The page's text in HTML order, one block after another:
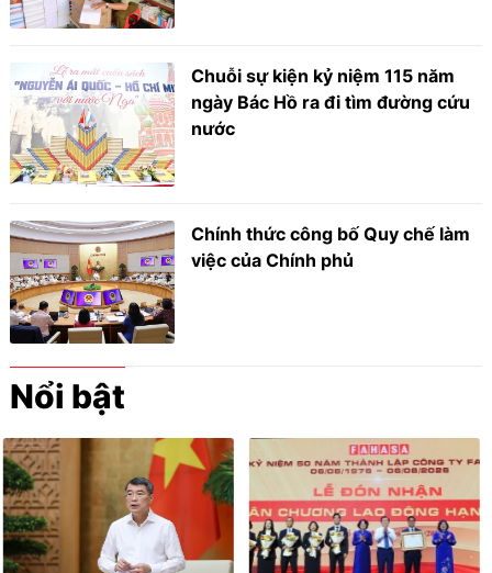
Chuỗi sự kiện kỷ niệm 115 năm
ngày Bác Hồ ra đi tìm đường cứu
nước
Chính thức công bố Quy chế làm
việc của Chính phủ
Nổi bật